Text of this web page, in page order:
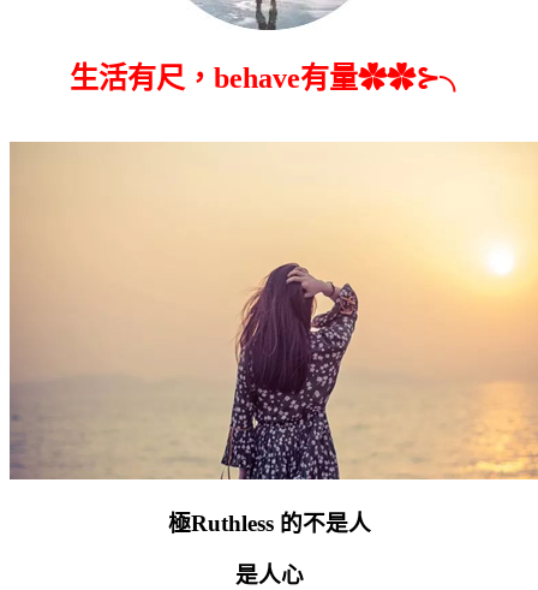
生活有尺，behave有量✿✿⊱╮
極Ruthless 的不是人
是人心